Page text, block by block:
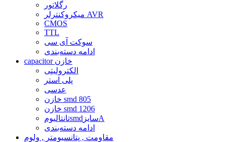
رگلاتور
میکروکنترلر AVR
CMOS
TTL
سوکت آی سی
ادامه دسته‌بندی
capacitor خازن
الکترولیتی
پلی استر
عدسی
خازن smd 805
خازن smd 1206
تانتالیومsmdسایزA
ادامه دسته‌بندی
مقاومت , پتانسیومتر , ولوم